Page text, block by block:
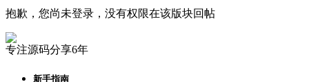
抱歉，您尚未登录，没有权限在该版块回帖
专注源码分享6年
新手指南